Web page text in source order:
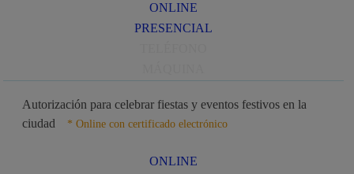
ONLINE
PRESENCIAL
Autorización para celebrar fiestas y eventos festivos en la
ciudad
* Online con certificado electrónico
ONLINE